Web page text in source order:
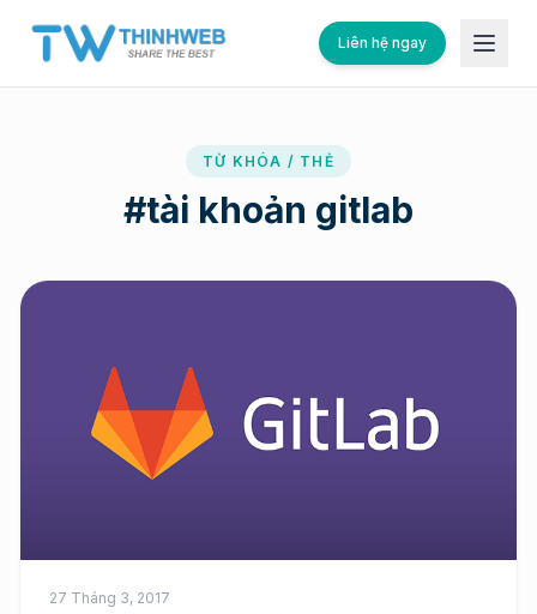
Liên hệ ngay
TỪ KHÓA / THẺ
#tài khoản gitlab
27 Tháng 3, 2017